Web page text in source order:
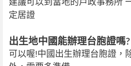
定居證
出生地中國能辦理台胞證嗎?
可以喔!中國出生辦理台胞證，